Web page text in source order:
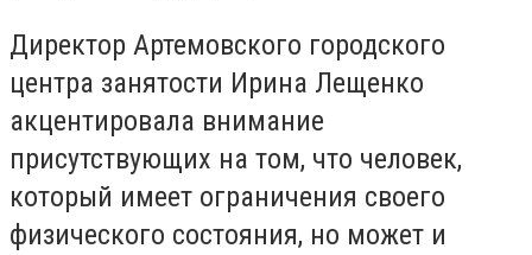
Директор Артемовского городского
центра занятости Ирина Лещенко
акцентировала внимание
присутствующих на том, что человек,
который имеет ограничения своего
физического состояния, но может и